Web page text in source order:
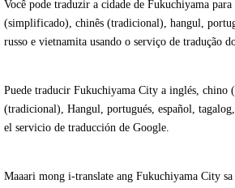
Você pode traduzir a cidade de Fukuchiyama
(simplificado), chinês (tradicional), hangul,
russo e vietnamita usando o serviço de tradução
Puede traducir Fukuchiyama City a inglés, chino
(tradicional), Hangul, portugués, español,
el servicio de traducción de Google.
Maaari mong i-translate ang Fukuchiyama City